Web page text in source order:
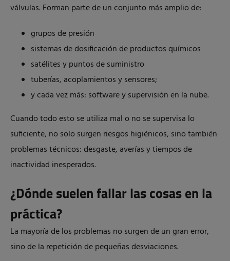
válvulas. Forman parte de un conjunto más amplio de:
grupos de presión
sistemas de dosificación de productos químicos
satélites y puntos de suministro
tuberías, acoplamientos y sensores;
y cada vez más: software y supervisión en la nube.
Cuando todo esto se utiliza mal o no se supervisa lo
suficiente, no solo surgen riesgos higiénicos, sino también
problemas técnicos: desgaste, averías y tiempos de
inactividad inesperados.
¿Dónde suelen fallar las cosas en la
práctica?
La mayoría de los problemas no surgen de un gran error,
sino de la repetición de pequeñas desviaciones.